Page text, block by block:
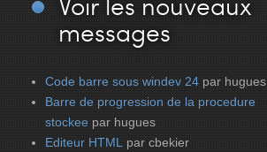
messages
Code barre sous windev 24 par hugues
Barre de progression de la procedure
stockee par hugues
Editeur HTML par cbekier